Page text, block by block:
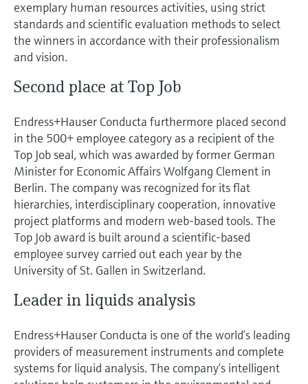
exemplary human resources activities, using strict
standards and scientific evaluation methods to select
the winners in accordance with their professionalism
and vision.
Second place at Top Job
Endress+Hauser Conducta furthermore placed second
in the 500+ employee category as a recipient of the
Top Job seal, which was awarded by former German
Minister for Economic Affairs Wolfgang Clement in
Berlin. The company was recognized for its flat
hierarchies, interdisciplinary cooperation, innovative
project platforms and modern web-based tools. The
Top Job award is built around a scientific-based
employee survey carried out each year by the
University of St. Gallen in Switzerland.
Leader in liquids analysis
Endress+Hauser Conducta is one of the world’s leading
providers of measurement instruments and complete
systems for liquid analysis. The company’s intelligent